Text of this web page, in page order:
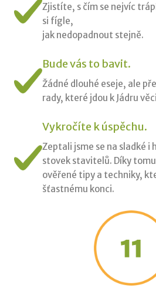
Zjistíte, s čím se nejvíc
si fígle,
jak nedopadnout stejně.
Bude vás to bavit.
Žádné dlouhé eseje, ale
rady, které jdou k Jádru
Vykročíte k úspěchu.
Zeptali jsme se na sladké i
stovek stavitelů. Díky
ověřené tipy a techniky,
šťastnému konci.